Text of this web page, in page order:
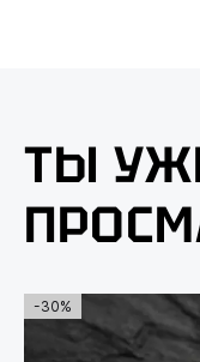
ТЫ
-30%